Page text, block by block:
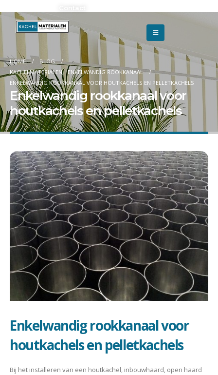
HOME
BLOG
KACHELMATERIALEN, ENKELWANDIG ROOKKANAAL
ENKELWANDIG ROOKKANAAL VOOR HOUTKACHELS EN PELLETKACHELS
Enkelwandig rookkanaal voor
houtkachels en pelletkachels
Enkelwandig rookkanaal voor
houtkachels en pelletkachels
Bij het installeren van een houtkachel, inbouwhaard, open haard